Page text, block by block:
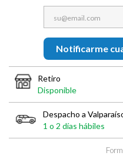
Notificarme
Retiro
Disponible
Despacho a
1 o 2 días hábiles